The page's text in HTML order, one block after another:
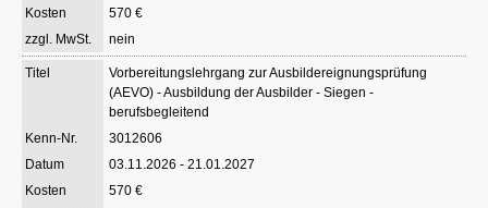
570 €
nein
Vorbereitungslehrgang zur Ausbildereignungsprüfung
(AEVO) - Ausbildung der Ausbilder - Siegen -
berufsbegleitend
3012606
03.11.2026 - 21.01.2027
570 €